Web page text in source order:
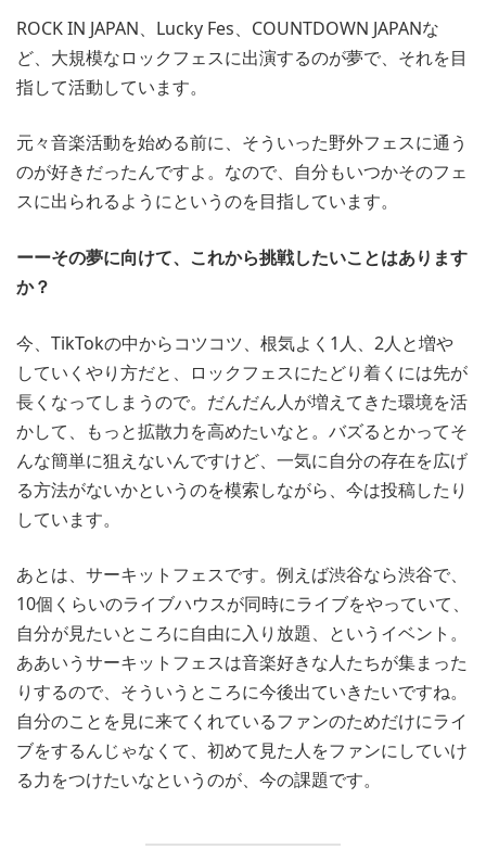
ROCK IN JAPAN、Lucky Fes、COUNTDOWN JAPANな
ど、大規模なロックフェスに出演するのが夢で、それを目
指して活動しています。
元々音楽活動を始める前に、そういった野外フェスに通う
のが好きだったんですよ。なので、自分もいつかそのフェ
スに出られるようにというのを目指しています。
ーーその夢に向けて、これから挑戦したいことはあります
か？
今、TikTokの中からコツコツ、根気よく1人、2人と増や
していくやり方だと、ロックフェスにたどり着くには先が
長くなってしまうので。だんだん人が増えてきた環境を活
かして、もっと拡散力を高めたいなと。バズるとかってそ
んな簡単に狙えないんですけど、一気に自分の存在を広げ
る方法がないかというのを模索しながら、今は投稿したり
しています。
あとは、サーキットフェスです。例えば渋谷なら渋谷で、
10個くらいのライブハウスが同時にライブをやっていて、
自分が見たいところに自由に入り放題、というイベント。
ああいうサーキットフェスは音楽好きな人たちが集まった
りするので、そういうところに今後出ていきたいですね。
自分のことを見に来てくれているファンのためだけにライ
ブをするんじゃなくて、初めて見た人をファンにしていけ
る力をつけたいなというのが、今の課題です。